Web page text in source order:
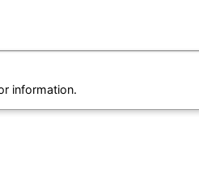
information.